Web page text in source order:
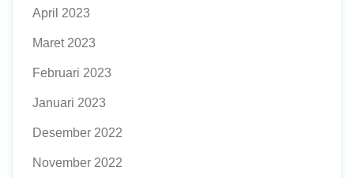
April 2023
Maret 2023
Februari 2023
Januari 2023
Desember 2022
November 2022